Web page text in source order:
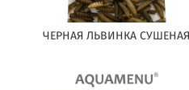
ЧЕРНАЯ ЛЬВИНКА СУШЕНАЯ